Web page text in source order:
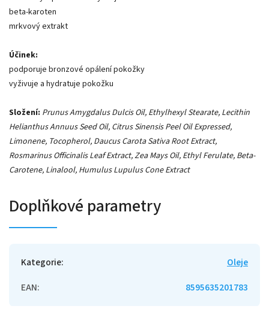
beta-karoten
mrkvový extrakt
Účinek:
podporuje bronzové opálení pokožky
vyživuje a hydratuje pokožku
Složení: Prunus Amygdalus Dulcis Oil, Ethylhexyl Stearate, Lecithin
Helianthus Annuus Seed Oil, Citrus Sinensis Peel Oil Expressed,
Limonene, Tocopherol, Daucus Carota Sativa Root Extract,
Rosmarinus Officinalis Leaf Extract, Zea Mays Oil, Ethyl Ferulate, Beta-
Carotene, Linalool, Humulus Lupulus Cone Extract
Doplňkové parametry
Kategorie:
Oleje
EAN: 8595635201783